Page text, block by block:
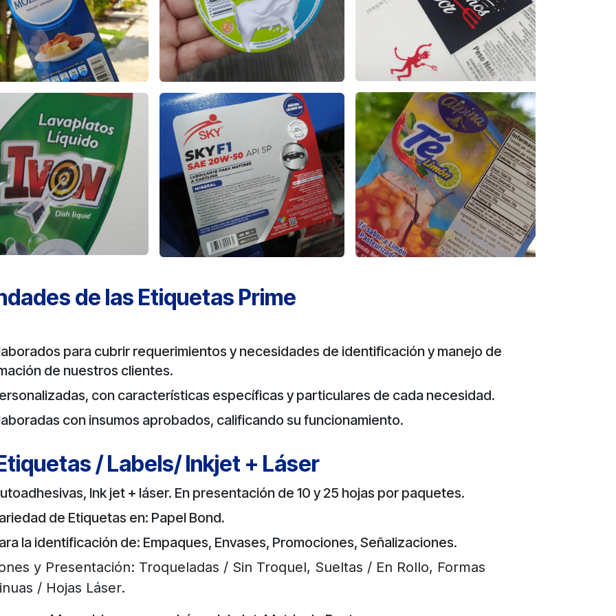
de las Etiquetas Prime
para cubrir requerimientos y necesidades de identificación y manejo de
de nuestros clientes.
con características específicas y particulares de cada necesidad.
con insumos aprobados, calificando su funcionamiento.
/ Labels/ Inkjet + Láser
Ink jet + láser. En presentación de 10 y 25 hojas por paquetes.
de Etiquetas en: Papel Bond.
la identificación de: Empaques, Envases, Promociones, Señalizaciones.
y Presentación: Troqueladas / Sin Troquel, Sueltas / En Rollo, Formas
/ Hojas Láser.